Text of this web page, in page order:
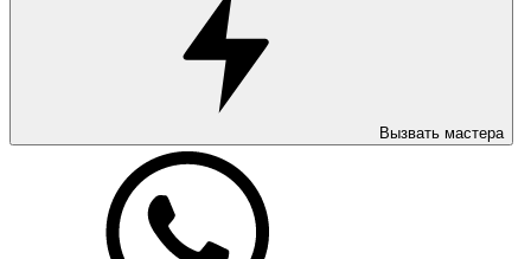
Вызвать мастера